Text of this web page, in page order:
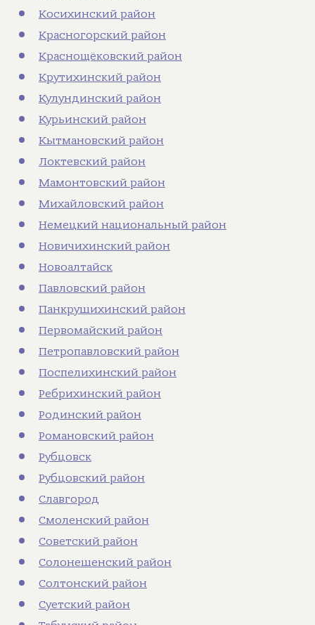
Косихинский район
Красногорский район
Краснощёковский район
Крутихинский район
Кулундинский район
Курьинский район
Кытмановский район
Локтевский район
Мамонтовский район
Михайловский район
Немецкий национальный район
Новичихинский район
Новоалтайск
Павловский район
Панкрушихинский район
Первомайский район
Петропавловский район
Поспелихинский район
Ребрихинский район
Родинский район
Романовский район
Рубцовск
Рубцовский район
Славгород
Смоленский район
Советский район
Солонешенский район
Солтонский район
Суетский район